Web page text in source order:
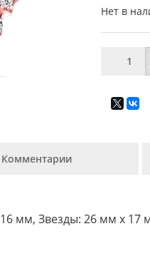
Нет в
Комментарии
мм, Звезды: 26 мм х